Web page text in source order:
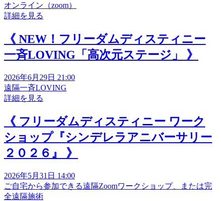
オンライン（zoom）
詳細を見る
《 NEW！フリーダムディスティニー
一斉LOVING「高次元ステージ」 》
2026年6月29日 21:00
遠隔一斉LOVING
詳細を見る
《 フリーダムディスティニー ワーク
ショップ『シンデレラアニバーサリー
２０２６』 》
2026年5月31日 14:00
ご自宅から参加できる遠隔Zoomワークショップ、または完
全遠隔施術